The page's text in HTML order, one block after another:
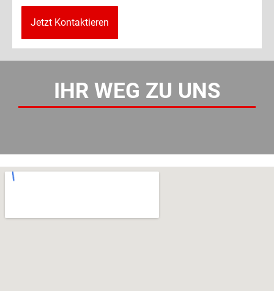
Jetzt Kontaktieren
IHR WEG ZU UNS